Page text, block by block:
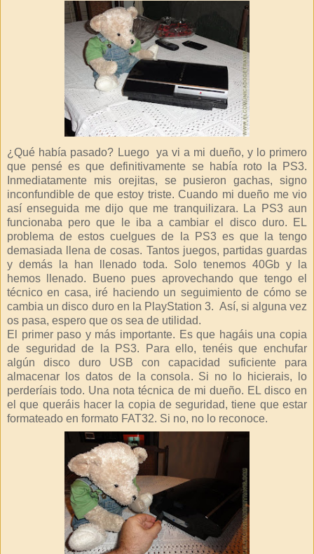
¿Qué había pasado? Luego
ya vi a mi dueño, y lo primero
que pensé es que definitivamente se había roto la PS3.
Inmediatamente mis orejitas, se pusieron gachas, signo
inconfundible de que estoy triste. Cuando mi dueño me vio
así enseguida me dijo que me tranquilizara. La PS3 aun
funcionaba pero que le iba a cambiar el disco duro. EL
problema de estos cuelgues de la PS3 es que la tengo
demasiada llena de cosas. Tantos juegos, partidas guardas
y demás la han llenado toda. Solo tenemos 40Gb y la
hemos llenado. Bueno pues aprovechando que tengo el
técnico en casa, iré haciendo un seguimiento de cómo se
cambia un disco duro en la PlayStation 3. Así, si alguna vez
os pasa, espero que os sea de utilidad.
El primer paso y más importante. Es que hagáis una copia
de seguridad de la PS3. Para ello, tenéis que enchufar
algún disco duro USB con capacidad suficiente para
almacenar los datos de la consola. Si no lo hicierais, lo
perderíais todo. Una nota técnica de mi dueño. EL disco en
el que queráis hacer la copia de seguridad, tiene que estar
formateado en formato FAT32. Si no, no lo reconoce.